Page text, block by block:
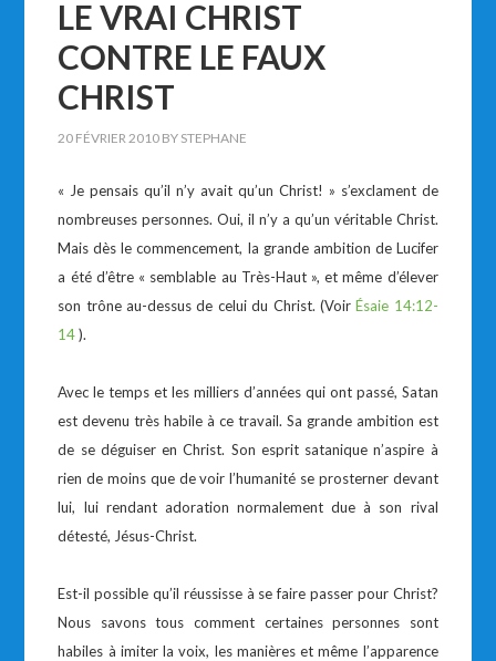
LE VRAI CHRIST
CONTRE LE FAUX
CHRIST
20 FÉVRIER 2010 BY STEPHANE
« Je pensais qu’il n’y avait qu’un Christ! » s’exclament de
nombreuses personnes. Oui, il n’y a qu’un véritable Christ.
Mais dès le commencement, la grande ambition de Lucifer
a été d’être « semblable au Très-Haut », et même d’élever
son trône au-dessus de celui du Christ. (VoirÉsaie 14:12-
14).
Avec le temps et les milliers d’années qui ont passé, Satan
est devenu très habile à ce travail. Sa grande ambition est
de se déguiser en Christ. Son esprit satanique n’aspire à
rien de moins que de voir l’humanité se prosterner devant
lui, lui rendant adoration normalement due à son rival
détesté, Jésus-Christ.
Est-il possible qu’il réussisse à se faire passer pour Christ?
Nous savons tous comment certaines personnes sont
habiles à imiter la voix, les manières et même l’apparence